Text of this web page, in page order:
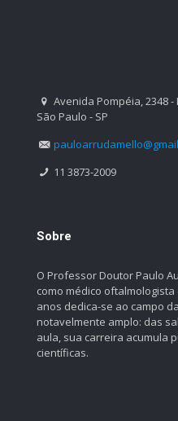
Avenida Pompéia, 2348 -
São Paulo - SP
11 3873-2009
Sobre
O Professor Doutor Paulo
como médico oftalmologista
anos dedica-se ao campo
notavelmente amplo: das
aula, sua carreira acumula
científicas.